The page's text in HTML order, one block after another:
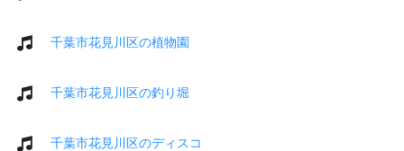
千葉市花見川区の植物園
千葉市花見川区の釣り堀
千葉市花見川区のディスコ